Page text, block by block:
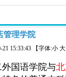
管理学院
21 15:33:43 【字体:小 大
国语学院与